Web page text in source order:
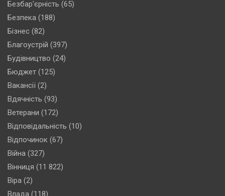
Безбар'єрність (65)
Безпека (188)
Бізнес (82)
Благоустрій (397)
Будівництво (24)
Бюджет (125)
Вакансії (2)
Вдячність (93)
Ветерани (172)
Відповідальність (10)
Відпочинок (67)
Війна (327)
Вінниця (11 822)
Віра (2)
Влада (118)